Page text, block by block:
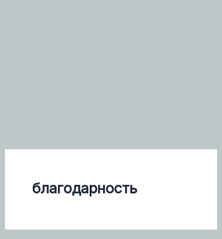
благодарность